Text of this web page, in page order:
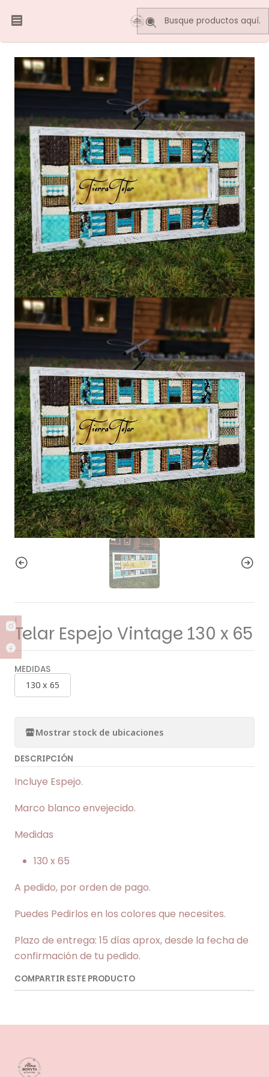
Telares Decorativos Espejos Telar
Telar Espejo Vintage 130 x 65
|
Telar Espejo Vintage 130 x 65
MEDIDAS
130 x 65
Mostrar stock de ubicaciones
DESCRIPCIÓN
Incluye Espejo.
Marco blanco envejecido.
Medidas
130 x 65
A pedido, por orden de pago.
Puedes Pedirlos en los colores que necesites.
Plazo de entrega: 15 días aprox, desde la fecha de
confirmación de tu pedido.
COMPARTIR ESTE PRODUCTO